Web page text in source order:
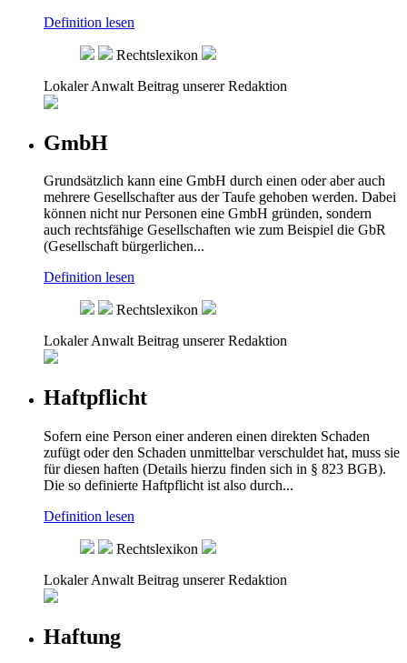
Definition lesen
Rechtslexikon
Lokaler Anwalt Beitrag unserer Redaktion
GmbH
Grundsätzlich kann eine GmbH durch einen oder aber auch
mehrere Gesellschafter aus der Taufe gehoben werden. Dabei
können nicht nur Personen eine GmbH gründen, sondern
auch rechtsfähige Gesellschaften wie zum Beispiel die GbR
(Gesellschaft bürgerlichen...
Definition lesen
Rechtslexikon
Lokaler Anwalt Beitrag unserer Redaktion
Haftpflicht
Sofern eine Person einer anderen einen direkten Schaden
zufügt oder den Schaden unmittelbar verschuldet hat, muss sie
für diesen haften (Details hierzu finden sich in § 823 BGB).
Die so definierte Haftpflicht ist also durch...
Definition lesen
Rechtslexikon
Lokaler Anwalt Beitrag unserer Redaktion
Haftung